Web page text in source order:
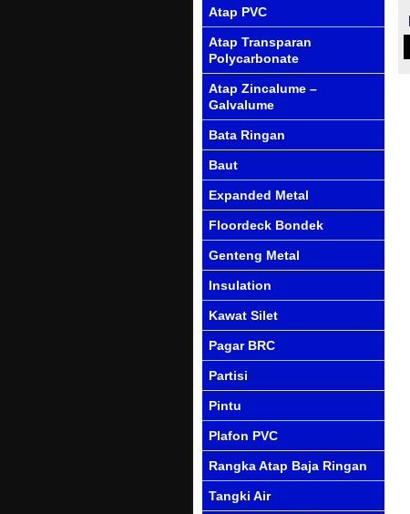
Atap PVC
Atap Transparan
Polycarbonate
Atap Zincalume –
Galvalume
Bata Ringan
Baut
Expanded Metal
Floordeck Bondek
Genteng Metal
Insulation
Kawat Silet
Pagar BRC
Partisi
Pintu
Plafon PVC
Rangka Atap Baja Ringan
Tangki Air